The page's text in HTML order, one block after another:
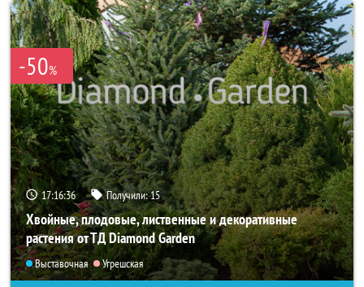
-50%
17:16:34 Получили:15
Хвойные, плодовые, лиственные и декоративные
растения от ТД Diamond Garden
Выставочная Угрешская